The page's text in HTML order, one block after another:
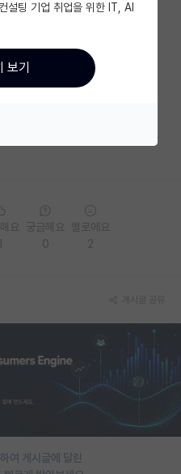
하니
학이나 좋아하는 만만한 이공계 뚜
여 게시글에 달린
설팅 기업 취업을 위한 IT, AI
보기